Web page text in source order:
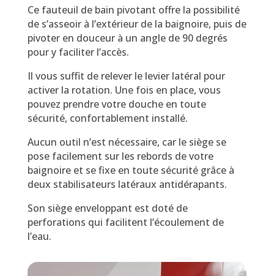
Ce fauteuil de bain pivotant offre la possibilité
de s’asseoir à l’extérieur de la baignoire, puis de
pivoter en douceur à un angle de 90 degrés
pour y faciliter l’accès.
Il vous suffit de relever le levier latéral pour
activer la rotation. Une fois en place, vous
pouvez prendre votre douche en toute
sécurité, confortablement installé.
Aucun outil n’est nécessaire, car le siège se
pose facilement sur les rebords de votre
baignoire et se fixe en toute sécurité grâce à
deux stabilisateurs latéraux antidérapants.
Son siège enveloppant est doté de
perforations qui facilitent l’écoulement de
l’eau.